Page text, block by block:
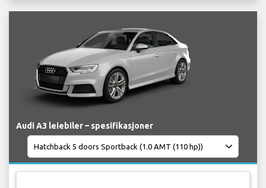
Audi A3 leiebiler – spesifikasjoner